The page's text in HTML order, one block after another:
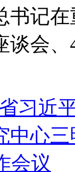
书记
谈会